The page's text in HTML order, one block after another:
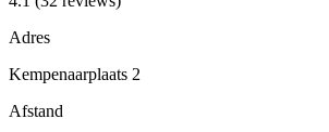
Adres
Kempenaarplaats 2
Afstand